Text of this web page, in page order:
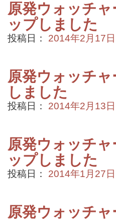
原発ウォッチ
ップしました
投稿日： 2014年2月17日
原発ウォッチ
しました
投稿日： 2014年2月13日
原発ウォッチ
ップしました
投稿日： 2014年1月27日
原発ウォッチ